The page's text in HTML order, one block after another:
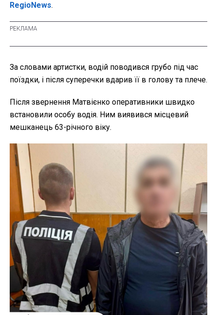
RegioNews.
За словами артистки, водій поводився грубо під час
поїздки, і після суперечки вдарив її в голову та плече.
Після звернення Матвієнко оперативники швидко
встановили особу водія. Ним виявився місцевий
мешканець 63-річного віку.